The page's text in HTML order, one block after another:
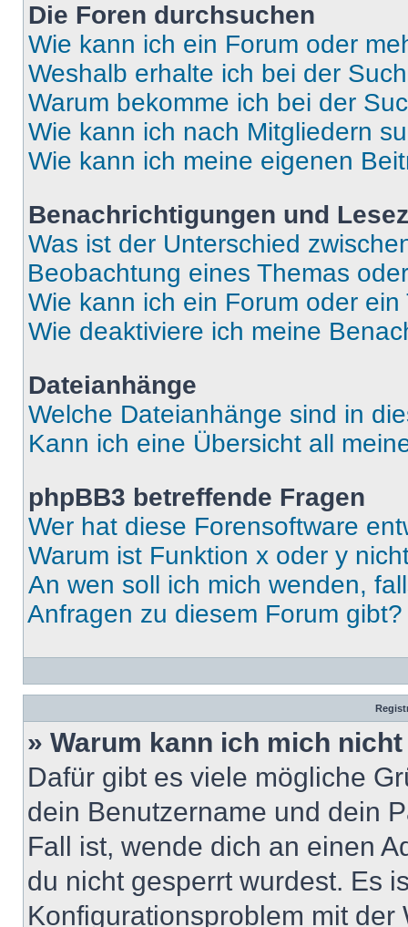
Die Foren durchsuchen
Wie kann ich ein Forum oder
Weshalb erhalte ich bei der
Warum bekomme ich bei der
Wie kann ich nach Mitgliedern
Wie kann ich meine eigenen
Benachrichtigungen und
Was ist der Unterschied
Beobachtung eines Themas
Wie kann ich ein Forum oder
Wie deaktiviere ich meine
Dateianhänge
Welche Dateianhänge sind in
Kann ich eine Übersicht all
phpBB3 betreffende Fragen
Wer hat diese Forensoftware
Warum ist Funktion x oder y
An wen soll ich mich wenden,
Anfragen zu diesem Forum gibt?
» Warum kann ich mich
Dafür gibt es viele mögliche
dein Benutzername und dein
Fall ist, wende dich an einen
du nicht gesperrt wurdest. Es
Konfigurationsproblem mit